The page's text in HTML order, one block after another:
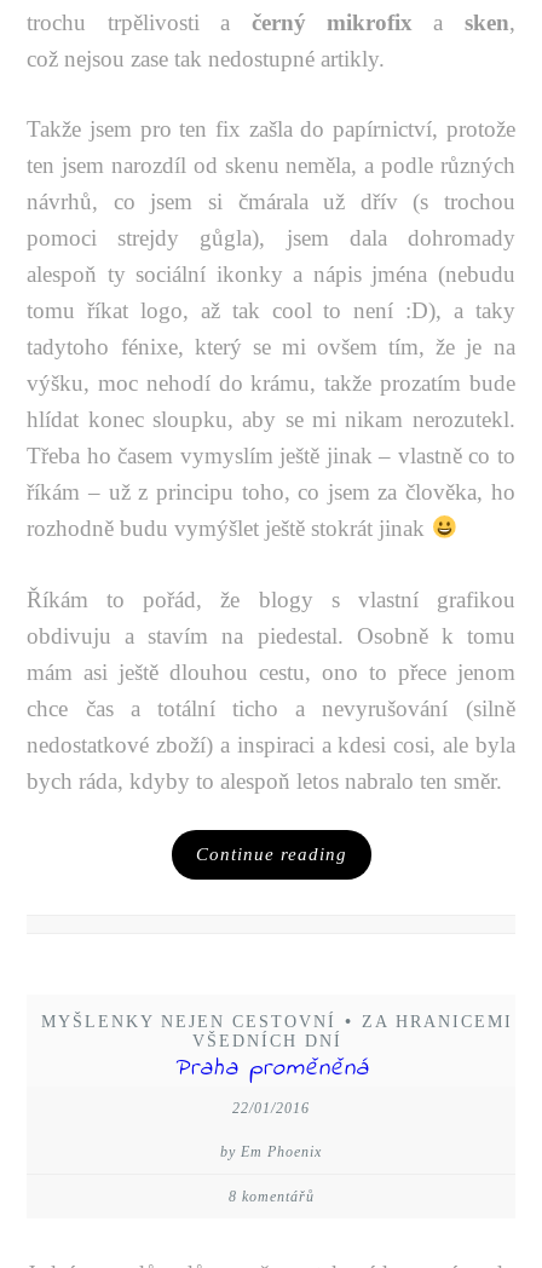
trochu trpělivosti a černý mikrofix a sken,
což nejsou zase tak nedostupné artikly.
Takže jsem pro ten fix zašla do papírnictví, protože
ten jsem narozdíl od skenu neměla, a podle různých
návrhů, co jsem si čmárala už dřív (s trochou
pomoci strejdy gůgla), jsem dala dohromady
alespoň ty sociální ikonky a nápis jména (nebudu
tomu říkat logo, až tak cool to není :D), a taky
tadytoho fénixe, který se mi ovšem tím, že je na
výšku, moc nehodí do krámu, takže prozatím bude
hlídat konec sloupku, aby se mi nikam nerozutekl.
Třeba ho časem vymyslím ještě jinak – vlastně co to
říkám – už z principu toho, co jsem za člověka, ho
rozhodně budu vymýšlet ještě stokrát jinak
Říkám to pořád, že blogy s vlastní grafikou
obdivuju a stavím na piedestal. Osobně k tomu
mám asi ještě dlouhou cestu, ono to přece jenom
chce čas a totální ticho a nevyrušování (silně
nedostatkové zboží) a inspiraci a kdesi cosi, ale byla
bych ráda, kdyby to alespoň letos nabralo ten směr.
Continue reading
MYŠLENKY NEJEN CESTOVNÍ •
ZA HRANICEMI
VŠEDNÍCH DNÍ
Praha proměněná
22/01/2016
by Em Phoenix
8 komentářů